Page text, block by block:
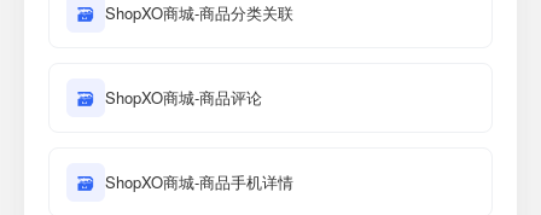
🗃 ShopXO商城-商品分类关联
🗃 ShopXO商城-商品评论
🗃 ShopXO商城-商品手机详情